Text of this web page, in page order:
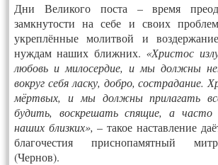
Дни Великого поста – время
замкнутости на себе и своих
укреплённые молитвой и
нуж­дам наших ближних. «Христос
любовь и милосердие, и мы дол­жны
вокруг себя ласку, добро, сострадание.
мёртвых, и мы должны прилагать
будить, воскрешать спящие, а
наших близких», – такое наставление
бла­го­честия приснопамятный
(Чернов).